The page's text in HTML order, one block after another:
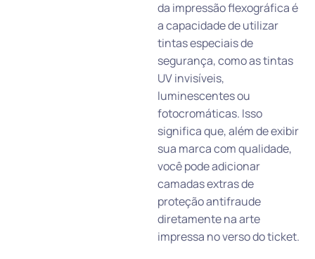
da impressão flexográfica é
a capacidade de utilizar
tintas especiais de
segurança, como as tintas
UV invisíveis,
luminescentes ou
fotocromáticas. Isso
significa que, além de exibir
sua marca com qualidade,
você pode adicionar
camadas extras de
proteção antifraude
diretamente na arte
impressa no verso do ticket.